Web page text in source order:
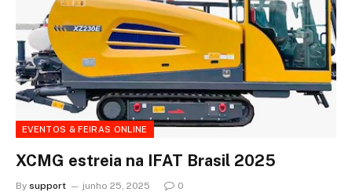
EVENTOS & FEIRAS ONLINE
XCMG estreia na IFAT Brasil 2025
By support junho 25, 2025 0